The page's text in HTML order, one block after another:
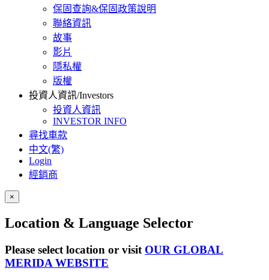
保固查詢&保固政策說明
聯絡資訊
故事
影片
隱私權
版權
投資人資訊/Investors
投資人資訊
INVESTOR INFO
尋找車款
中文(繁)
Login
經銷商
×
Location & Language Selector
Please select location or visit OUR GLOBAL
MERIDA WEBSITE